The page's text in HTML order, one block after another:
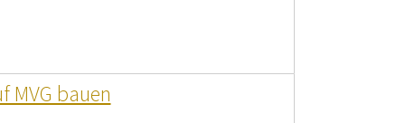
MVG bauen